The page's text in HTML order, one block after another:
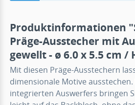
Produktinformationen
Präge-Ausstecher mit
gewellt - ø 6.0 x 5.5 cm /
Mit diesen Präge-Ausstechern
dimensionale Motive
integrierten Auswerfers bringen